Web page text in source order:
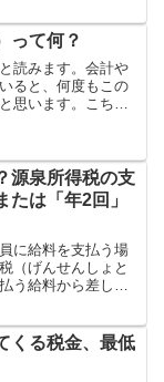
金保険料国民健康
って何？
読みます。会計や
ると、何度もこの
思います。こちら
かえる...
源泉所得税の支
たは「年2回」
に給料を支払う場
（げんせんしょと
う給料から差し引
その納付するタイ
「毎...
くる税金、最低